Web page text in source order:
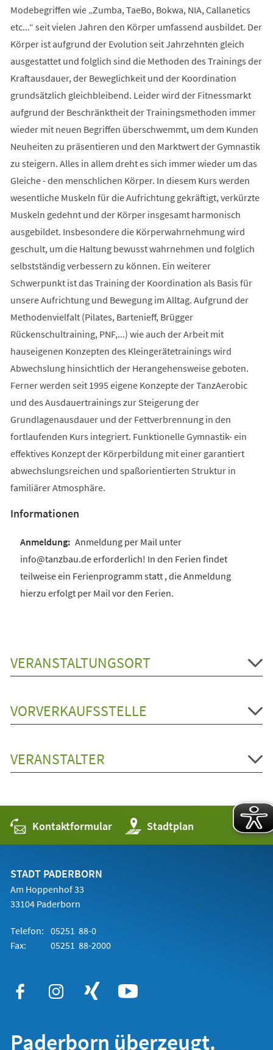
Modebegriffen wie „Zumba, TaeBo, Bokwa, NIA, Callanetics
etc...“ seit vielen Jahren den Körper umfassend ausbildet. Der
Körper ist aufgrund der Evolution seit Jahrzehnten gleich
ausgestattet und folglich sind die Methoden des Trainings der
Kraftausdauer, der Beweglichkeit und der Koordination
grundsätzlich gleichbleibend. Leider wird der Fitnessmarkt
aufgrund der Beschränktheit der Trainingsmethoden immer
wieder mit neuen Begriffen überschwemmt, um dem Kunden
Neuheiten zu präsentieren und den Marktwert der Gymnastik
zu steigern. Alles in allem dreht es sich immer wieder um das
Gleiche - den menschlichen Körper. In diesem Kurs werden
wesentliche Muskeln für die Aufrichtung gekräftigt, verkürzte
Muskeln gedehnt und der Körper insgesamt harmonisch
ausgebildet. Insbesondere die Körperwahrnehmung wird
geschult, um die Haltung bewusst wahrnehmen und folglich
selbstständig verbessern zu können. Ein weiterer
Schwerpunkt ist das Training der Koordination als Basis für
unsere Aufrichtung und Bewegung im Alltag. Aufgrund der
Methodenvielfalt (Pilates, Bartenieff, Brügger
Rückenschultraining, PNF,...) wie auch der Arbeit mit
hauseigenen Konzepten des Kleingerätetrainings wird
Abwechslung hinsichtlich der Herangehensweise geboten.
Ferner werden seit 1995 eigene Konzepte der TanzAerobic
und des Ausdauertrainings zur Steigerung der
Grundlagenausdauer und der Fettverbrennung in den
fortlaufenden Kurs integriert. Funktionelle Gymnastik- ein
effektives Konzept der Körperbildung mit einer garantiert
abwechslungsreichen und spaßorientierten Struktur in
familiärer Atmosphäre.
Informationen
Anmeldung per Mail unter
info@tanzbau.de erforderlich! In den Ferien findet
teilweise ein Ferienprogramm statt , die Anmeldung
hierzu erfolgt per Mail vor den Ferien.
VERANSTALTUNGSORT
VORVERKAUFSSTELLE
VERANSTALTER
Kontaktformular Stadtplan
(Öffnet
in
einem
STADT PADERBORN
Am Hoppenhof 33
33104 Paderborn
Telefon: 05251 88-0
Fax:
05251 88-2000
Paderborn überzeugt.